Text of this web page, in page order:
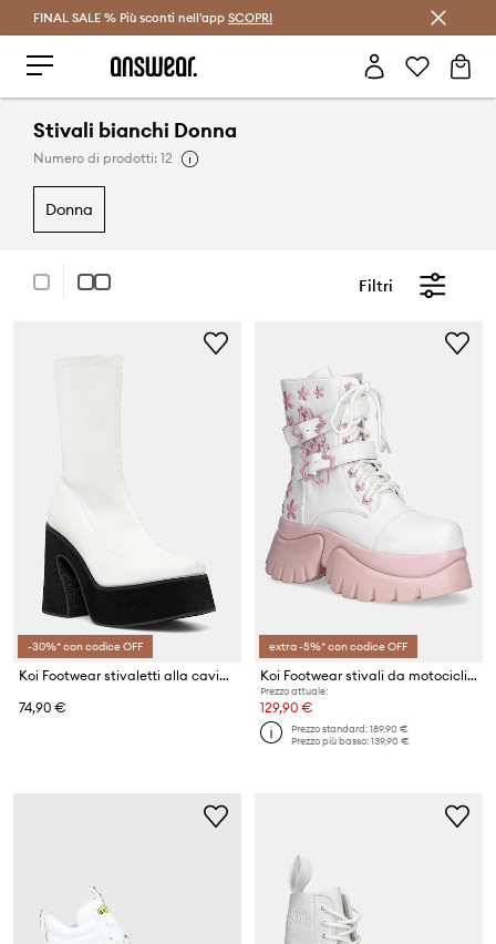
Risparmia con Answear Club >
FINAL SALE % Più sconti nell'app SCOPRI
Stivali bianchi Donna
Numero di prodotti: 12
donna
Filtri
-30%* con codice OFF
Koi Footwear stivaletti alla caviglia
74,90 €
extra -5%* con codice OFF
Koi Footwear stivali da motociclista Sakura Miku x Hatsune Miku
Prezzo attuale:
129,90 €
Prezzo standard:189,90 €
Prezzo più basso:139,90 €